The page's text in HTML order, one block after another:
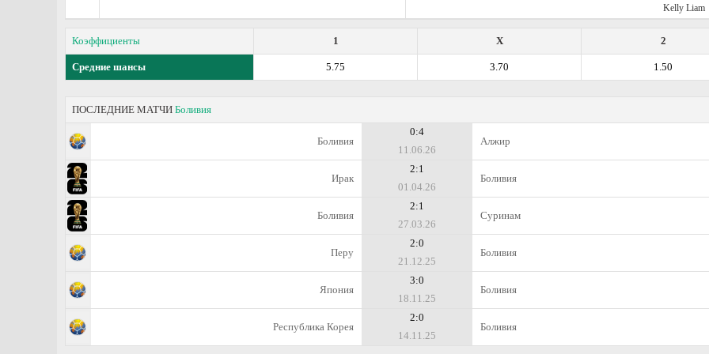
Kelly Liam
Коэффициенты 2
X
1
Средние шансы 1.50
3.70
5.75
ПОСЛЕДНИЕ МАТЧИ Боливия
Боливия
0:4
11.06.26
Алжир
Ирак
2:1
01.04.26
Боливия
Боливия
2:1
27.03.26
Суринам
Перу
2:0
21.12.25
Боливия
Япония
3:0
18.11.25
Боливия
Республика Корея
2:0
14.11.25
Боливия